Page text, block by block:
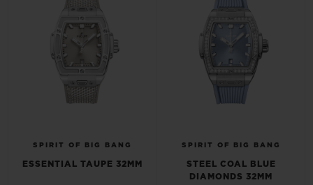
SPIRIT OF BIG BANG
ESSENTIAL TAUPE 32MM
SPIRIT OF BIG BANG
STEEL COAL BLUE
DIAMONDS 32MM